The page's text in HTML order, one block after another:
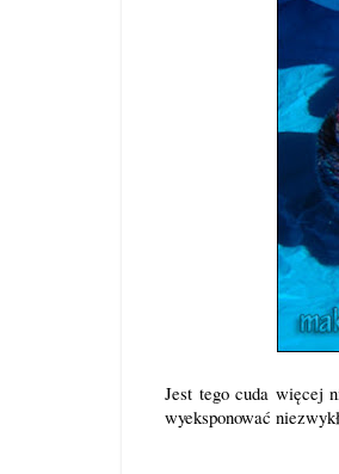
Jest tego cuda więcej
wyeksponować